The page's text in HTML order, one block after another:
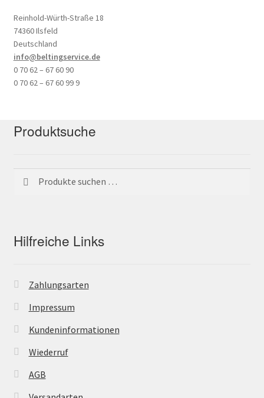
Reinhold-Würth-Straße 18
74360 Ilsfeld
Deutschland
info@beltingservice.de
0 70 62 – 67 60 90
0 70 62 – 67 60 99 9
Produktsuche
nach:
Hilfreiche Links
Zahlungsarten
Impressum
Kundeninformationen
Wiederruf
AGB